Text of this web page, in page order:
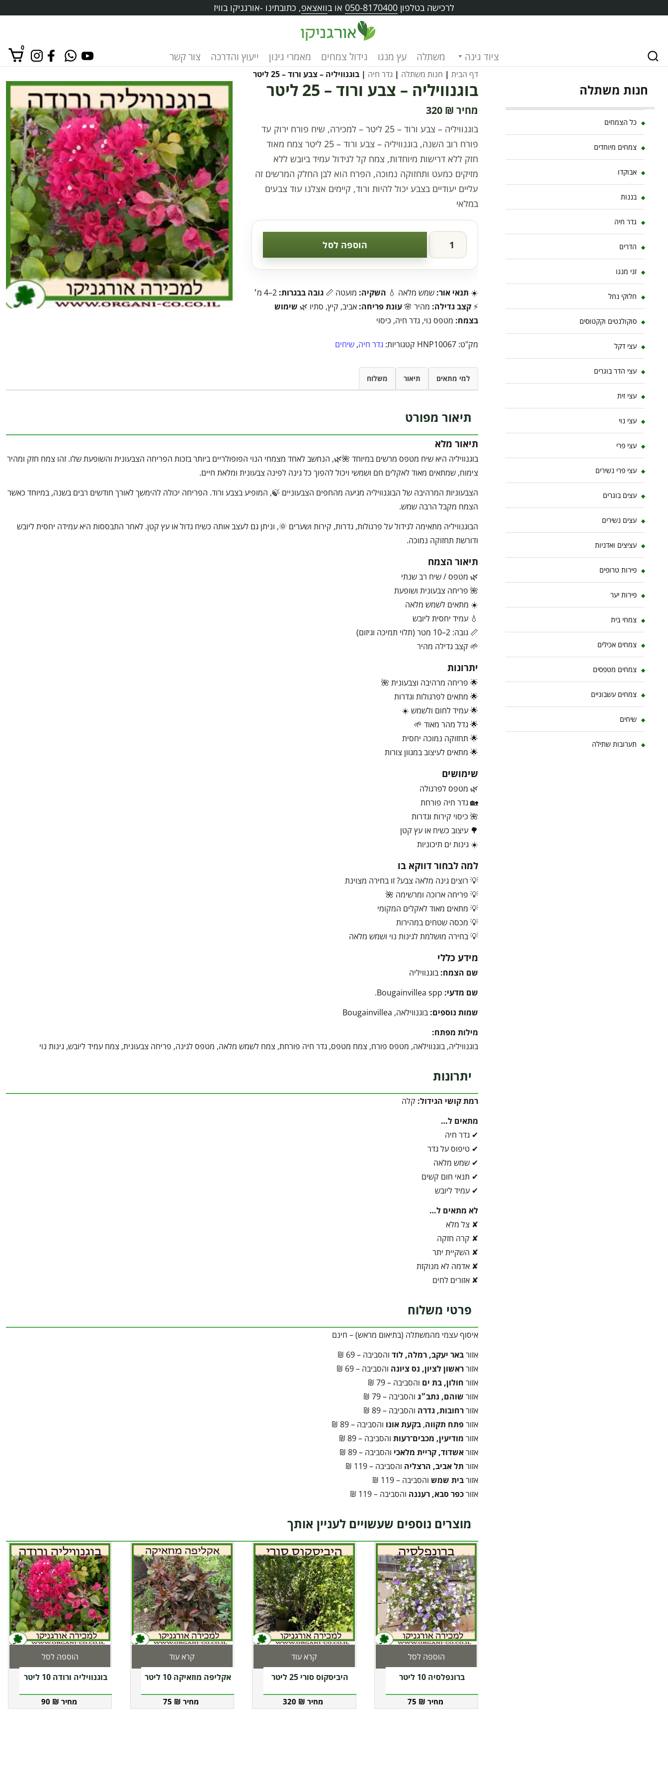
לרכישה בטלפון 050-8170400 או בוואצאפ, כתובתינו -אורגניקו בוויז
ציוד גינה משתלה עץ מנגו גידול צמחים מאמרי גינון ייעוץ והדרכה צור קשר
0
אין מוצרים בסל הקניות.
דף הבית| חנות משתלה | גדר חיה | בוגנוויליה – צבע ורוד – 25 ליטר
בוגנוויליה – צבע ורוד – 25 ליטר
320 ₪
בוגנוויליה – צבע ורוד – 25 ליטר – למכירה, שיח פורח ירוק עד
פורח רוב השנה, בוגנוויליה – צבע ורוד – 25 ליטר צמח מאוד
חזק ללא דרישות מיוחדות, צמח קל לגידול עמיד ביובש ללא
מזיקים כמעט ותחזוקה נמוכה, הפרח הוא לבן החלק המרשים זה
עליים יעודיים בצבע יכול להיות ורוד, קיימים אצלנו עוד צבעים
במלאי
כמות
של
בוגנוויליה
-
צבע
הוספה לסל
☀️ תנאי אור: שמש מלאה 💧 השקיה: מועטה 📏 גובה בבגרות:
2–4 מ׳
⚡ קצב גדילה: מהיר 🌸 עונת פריחה: אביב, קיץ, סתיו 🌿 שימוש
בצמח: מטפס נוי, גדר חיה, כיסוי
מק"ט: HNP10067 קטגוריות: גדר חיה, שיחים
למי מתאים תיאור משלוח
תיאור מפורט
תיאור מלא
בוגנוויליה היא שיח מטפס מרשים במיוחד 🌺🌿, הנחשב לאחד מצמחי הנוי הפופולריים ביותר בזכות הפריחה הצבעונית והשופעת שלו. זהו צמח חזק ומהיר
צימוח, שמתאים מאוד לאקלים חם ושמשי ויכול להפוך כל גינה לפינה צבעונית ומלאת חיים.
הצבעוניות המרהיבה של הבוגנוויליה מגיעה מהחפים הצבעוניים 🍃, המופיע בצבע ורוד. הפריחה יכולה להימשך לאורך חודשים רבים בשנה, במיוחד כאשר
הצמח מקבל הרבה שמש.
הבוגנוויליה מתאימה לגידול על פרגולות, גדרות, קירות ושערים 🌞, וניתן גם לעצב אותה כשיח גדול או עץ קטן. לאחר התבססות היא עמידה יחסית ליובש
ודורשת תחזוקה נמוכה.
תיאור הצמח
🌿 מטפס / שיח רב שנתי
🌺 פריחה צבעונית ושופעת
☀️ מתאים לשמש מלאה
💧 עמיד יחסית ליובש
📏 גובה: 2–10 מטר (תלוי תמיכה וגיזום)
🌱 קצב גדילה מהיר
יתרונות
🌟 פריחה מרהיבה וצבעונית 🌺
🌟 מתאים לפרגולות וגדרות
🌟 עמיד לחום ולשמש ☀️
🌟 גדל מהר מאוד 🌱
🌟 תחזוקה נמוכה יחסית
🌟 מתאים לעיצוב במגוון צורות
שימושים
🌿 מטפס לפרגולה
🏡 גדר חיה פורחת
🌺 כיסוי קירות וגדרות
🌳 עיצוב כשיח או עץ קטן
☀️ גינות ים תיכוניות
למה לבחור דווקא בו
💡 רוצים גינה מלאה צבע? זו בחירה מצוינת
💡 פריחה ארוכה ומרשימה 🌺
💡 מתאים מאוד לאקלים המקומי
💡 מכסה שטחים במהירות
💡 בחירה מושלמת לגינות נוי ושמש מלאה
מידע כללי
שם הצמח: בוגנוויליה
שם מדעי:
שמות נוספים: בוגנווילאה, Bougainvillea
מילות מפתח:
בוגנוויליה, בוגנווילאה, מטפס פורח, צמח מטפס, גדר חיה פורחת, צמח לשמש מלאה, מטפס לגינה, פריחה צבעונית, צמח עמיד ליובש, גינות נוי
יתרונות
רמת קושי הגידול: קלה
מתאים ל…
✔ גדר חיה
✔ טיפוס על גדר
✔ שמש מלאה
✔ תנאי חום קשים
✔ עמיד ליובש
לא מתאים ל…
✘ צל מלא
✘ קרה חזקה
✘ השקיית יתר
✘ אדמה לא מנוקזת
✘ אזורים לחים
פרטי משלוח
איסוף עצמי מהמשתלה (בתיאום מראש) – חינם
אזורבאר יעקב, רמלה, לודוהסביבה – 69 ₪
אזורראשון לציון, נס ציונה והסביבה – 69 ₪
אזור חולון, בת ים והסביבה – 79 ₪
אזור שוהם, נתב״גוהסביבה – 79 ₪
אזוררחובות, גדרה והסביבה – 89 ₪
אזורפתח תקווה, בקעת אונו והסביבה – 89 ₪
אזור מודיעין, מכבים־רעותוהסביבה – 89 ₪
אזוראשדוד, קריית מלאכי והסביבה – 89 ₪
אזור תל אביב, הרצליה והסביבה – 119 ₪
אזורבית שמשוהסביבה – 119 ₪
אזורכפר סבא, רעננה והסביבה – 119 ₪
מוצרים נוספים שעשויים לעניין אותך
ברונפלסיה 10 ליטר
75 ₪
הוספה לסל
היביסקוס סורי 25 ליטר
320 ₪
קרא עוד
אקליפה מוזאיקה 10 ליטר
75 ₪
קרא עוד
בוגנוויליה ורודה 10 ליטר
90 ₪
הוספה לסל
חנות משתלה
כל הצמחים
צמחים מיוחדים
אבוקדו
בננות
גדר חיה
הדרים
זני מנגו
חלוקי נחל
סוקולנטים וקקטוסים
עצי דקל
עצי הדר בוגרים
עצי זית
עצי נוי
עצי פרי
עצי פרי נשירים
עצים בוגרים
עצים נשירים
עציצים ואדניות
פירות טרופים
פירות יער
צמחי בית
צמחים אכילים
צמחים מטפסים
צמחים עשבוניים
שיחים
תערובות שתילה